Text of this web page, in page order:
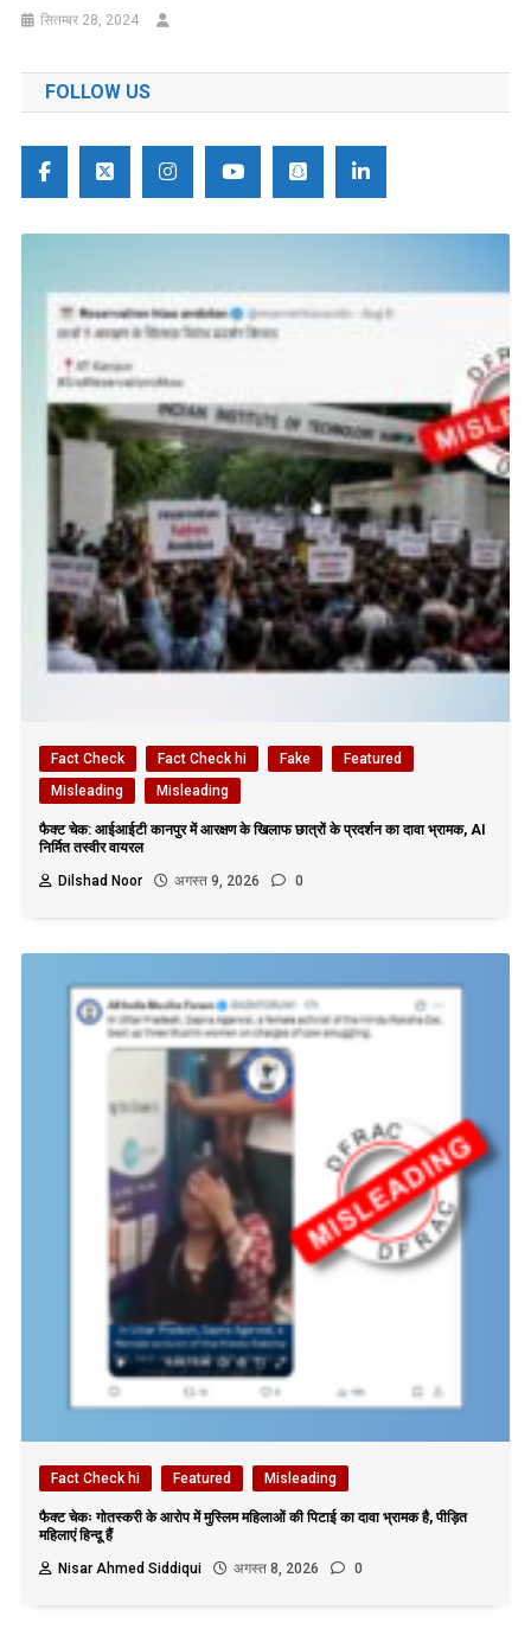
सितम्बर 28, 2024
FOLLOW US
Fact Check Fact Check hi Fake
Featured
Misleading
Misleading
फैक्ट चेक: आईआईटी कानपुर में आरक्षण के खिलाफ छात्रों के प्रदर्शन का दावा भ्रामक, AI
निर्मित तस्वीर वायरल
Dilshad Noor
अगस्त 9, 2026 0
Fact Check hi Featured Misleading
फैक्ट चेकः गोतस्करी के आरोप में मुस्लिम महिलाओं की पिटाई का दावा भ्रामक है, पीड़ित
महिलाएं हिन्दू हैं
Nisar Ahmed Siddiqui
अगस्त 8, 2026 0